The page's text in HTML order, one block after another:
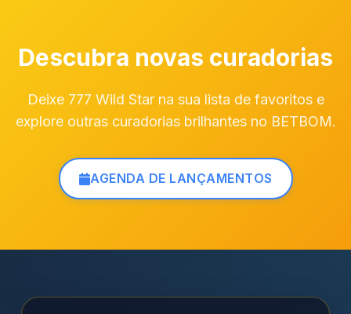
Descubra novas curadorias
Deixe 777 Wild Star na sua lista de favoritos e
explore outras curadorias brilhantes no BETBOM.
AGENDA DE LANÇAMENTOS